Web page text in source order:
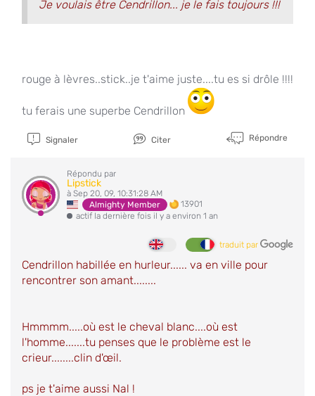
Je voulais être Cendrillon... je le fais toujours !!!
rouge à lèvres..stick..je t'aime juste....tu es si drôle !!!!
tu ferais une superbe Cendrillon
Signaler Citer Répondre
Répondu par
Lipstick
à Sep 20, 09, 10:31:28 AM
Almighty Member
13901
actif la dernière fois il y a environ 1 an
traduit par
Cendrillon habillée en hurleur...... va en ville pour
rencontrer son amant........
Hmmmm.....où est le cheval blanc....où est
l'homme.......tu penses que le problème est le
crieur........clin d'œil.
ps je t'aime aussi Nal !